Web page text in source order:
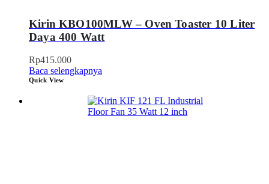
Kirin KBO100MLW – Oven Toaster 10 Liter
Daya 400 Watt
Rp415.000
Baca selengkapnya
Quick View